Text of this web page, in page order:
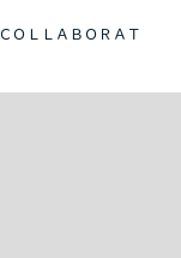
ＬＬＡＢＯＲＡＴ